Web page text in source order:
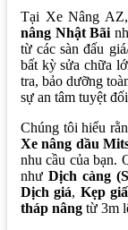
Tại Xe Nâng
nâng Nhật Bãi
từ các sàn đấu
bất kỳ sửa chữa
tra, bảo dưỡng
sự an tâm tuyệt
Chúng tôi hiểu
Xe nâng dầu
nhu cầu của bạn.
như Dịch càng
Dịch giá, Kẹp
tháp nâng từ 3m